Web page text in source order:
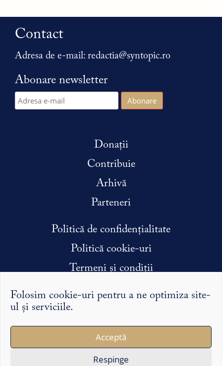
Folosim cookie-uri pentru a ne optimiza site-
ul și serviciile.
Acceptă
Respinge
Contact
Adresa de e-mail: redactia@syntopic.ro
Abonare newsletter
Donații
Contribuie
Arhivă
Parteneri
Politică de confidențialitate
Politică cookie-uri
Termeni și condiții
Condiții efectuare stagiu de practică
Argumentele și punctele de vedere exprimate pe Syntopic
îi reprezintă exclusiv pe autorii lor și nu reflectă în mod
necesar opinia redacției sau a partenerilor noștri.